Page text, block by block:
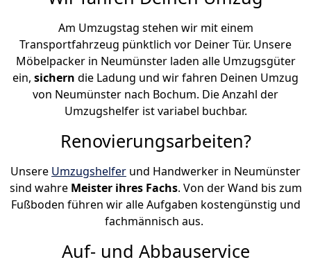
Am Umzugstag stehen wir mit einem
Transportfahrzeug pünktlich vor Deiner Tür. Unsere
Möbelpacker in Neumünster laden alle Umzugsgüter
ein, sichern die Ladung und wir fahren Deinen Umzug
von Neumünster nach Bochum. Die Anzahl der
Umzugshelfer ist variabel buchbar.
Renovierungsarbeiten?
Unsere Umzugshelfer und Handwerker in Neumünster
sind wahre Meister ihres Fachs. Von der Wand bis zum
Fußboden führen wir alle Aufgaben kostengünstig und
fachmännisch aus.
Auf- und Abbauservice